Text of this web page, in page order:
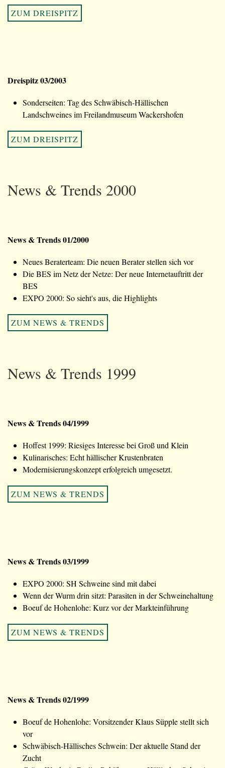
ZUM DREISPITZ
Dreispitz 03/2003
Sonderseiten: Tag des Schwäbisch-Hällischen
Landschweines im Freilandmuseum Wackershofen
ZUM DREISPITZ
News & Trends 2000
News & Trends 01/2000
Neues Beraterteam: Die neuen Berater stellen sich vor
Die BES im Netz der Netze: Der neue Internetauftritt der
BES
EXPO 2000: So sieht's aus, die Highlights
ZUM NEWS & TRENDS
News & Trends 1999
News & Trends 04/1999
Hoffest 1999: Riesiges Interesse bei Groß und Klein
Kulinarisches: Echt hällischer Krustenbraten
Modernisierungskonzept erfolgreich umgesetzt.
ZUM NEWS & TRENDS
News & Trends 03/1999
EXPO 2000: SH Schweine sind mit dabei
Wenn der Wurm drin sitzt: Parasiten in der Schweinehaltung
Boeuf de Hohenlohe: Kurz vor der Markteinführung
ZUM NEWS & TRENDS
News & Trends 02/1999
Boeuf de Hohenlohe: Vorsitzender Klaus Süpple stellt sich
vor
Schwäbisch-Hällisches Schwein: Der aktuelle Stand der
Zucht